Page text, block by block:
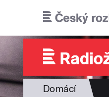
Domácí